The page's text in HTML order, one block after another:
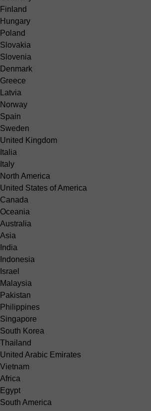
Finland
Hungary
Poland
Slovakia
Slovenia
Denmark
Greece
Latvia
Norway
Spain
Sweden
United Kingdom
Italia
Italy
North America
United States of America
Canada
Oceania
Australia
Asia
India
Indonesia
Israel
Malaysia
Pakistan
Philippines
Singapore
South Korea
Thailand
United Arabic Emirates
Vietnam
Africa
Egypt
South America